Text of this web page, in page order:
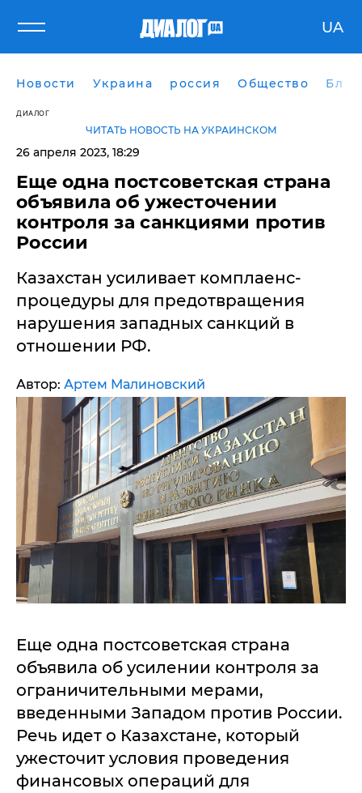
UA
Новости Украина россия Общество
ДИАЛОГ
ЧИТАТЬ НОВОСТЬ НА УКРАИНСКОМ
26 апреля 2023, 18:29
Еще одна постсоветская страна
объявила об ужесточении
контроля за санкциями против
России
Казахстан усиливает комплаенс-
процедуры для предотвращения
нарушения западных санкций в
отношении РФ.
Автор: Артем Малиновский
Еще одна постсоветская страна
объявила об усилении контроля за
ограничительными мерами,
введенными Западом против России.
Речь идет о Казахстане, который
ужесточит условия проведения
финансовых операций для